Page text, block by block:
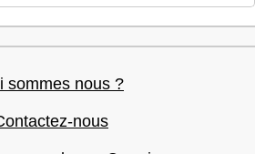
sommes nous ?
nous